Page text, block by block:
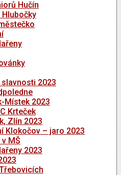
Hučín
2023
Místek 2023
Krteček
Zlín 2023
Klokočov – jaro 2023
MŠ
2023